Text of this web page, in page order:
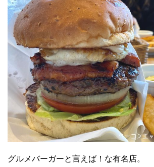
グルメバーガーと言えば！な有名店。